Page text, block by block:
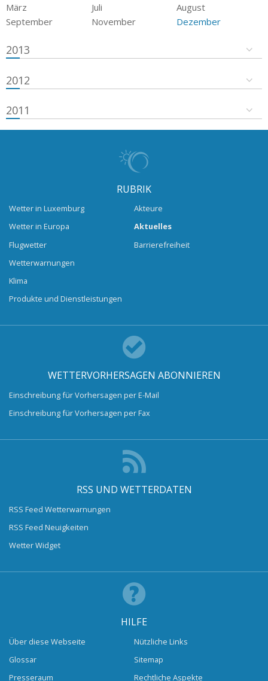
März Juli
August
September
November Dezember
2013
2012
2011
RUBRIK
Wetter in Luxemburg
Wetter in Europa
Flugwetter
Wetterwarnungen
Klima
Produkte und Dienstleistungen
Akteure
Aktuelles
Barrierefreiheit
WETTERVORHERSAGEN ABONNIEREN
Einschreibung für Vorhersagen per E-Mail
Einschreibung für Vorhersagen per Fax
RSS UND WETTERDATEN
RSS Feed Wetterwarnungen
RSS Feed Neuigkeiten
Wetter Widget
HILFE
Über diese Webseite
Glossar
Presseraum
Nützliche Links
Sitemap
Rechtliche Aspekte